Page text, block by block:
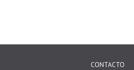
CONTACTO